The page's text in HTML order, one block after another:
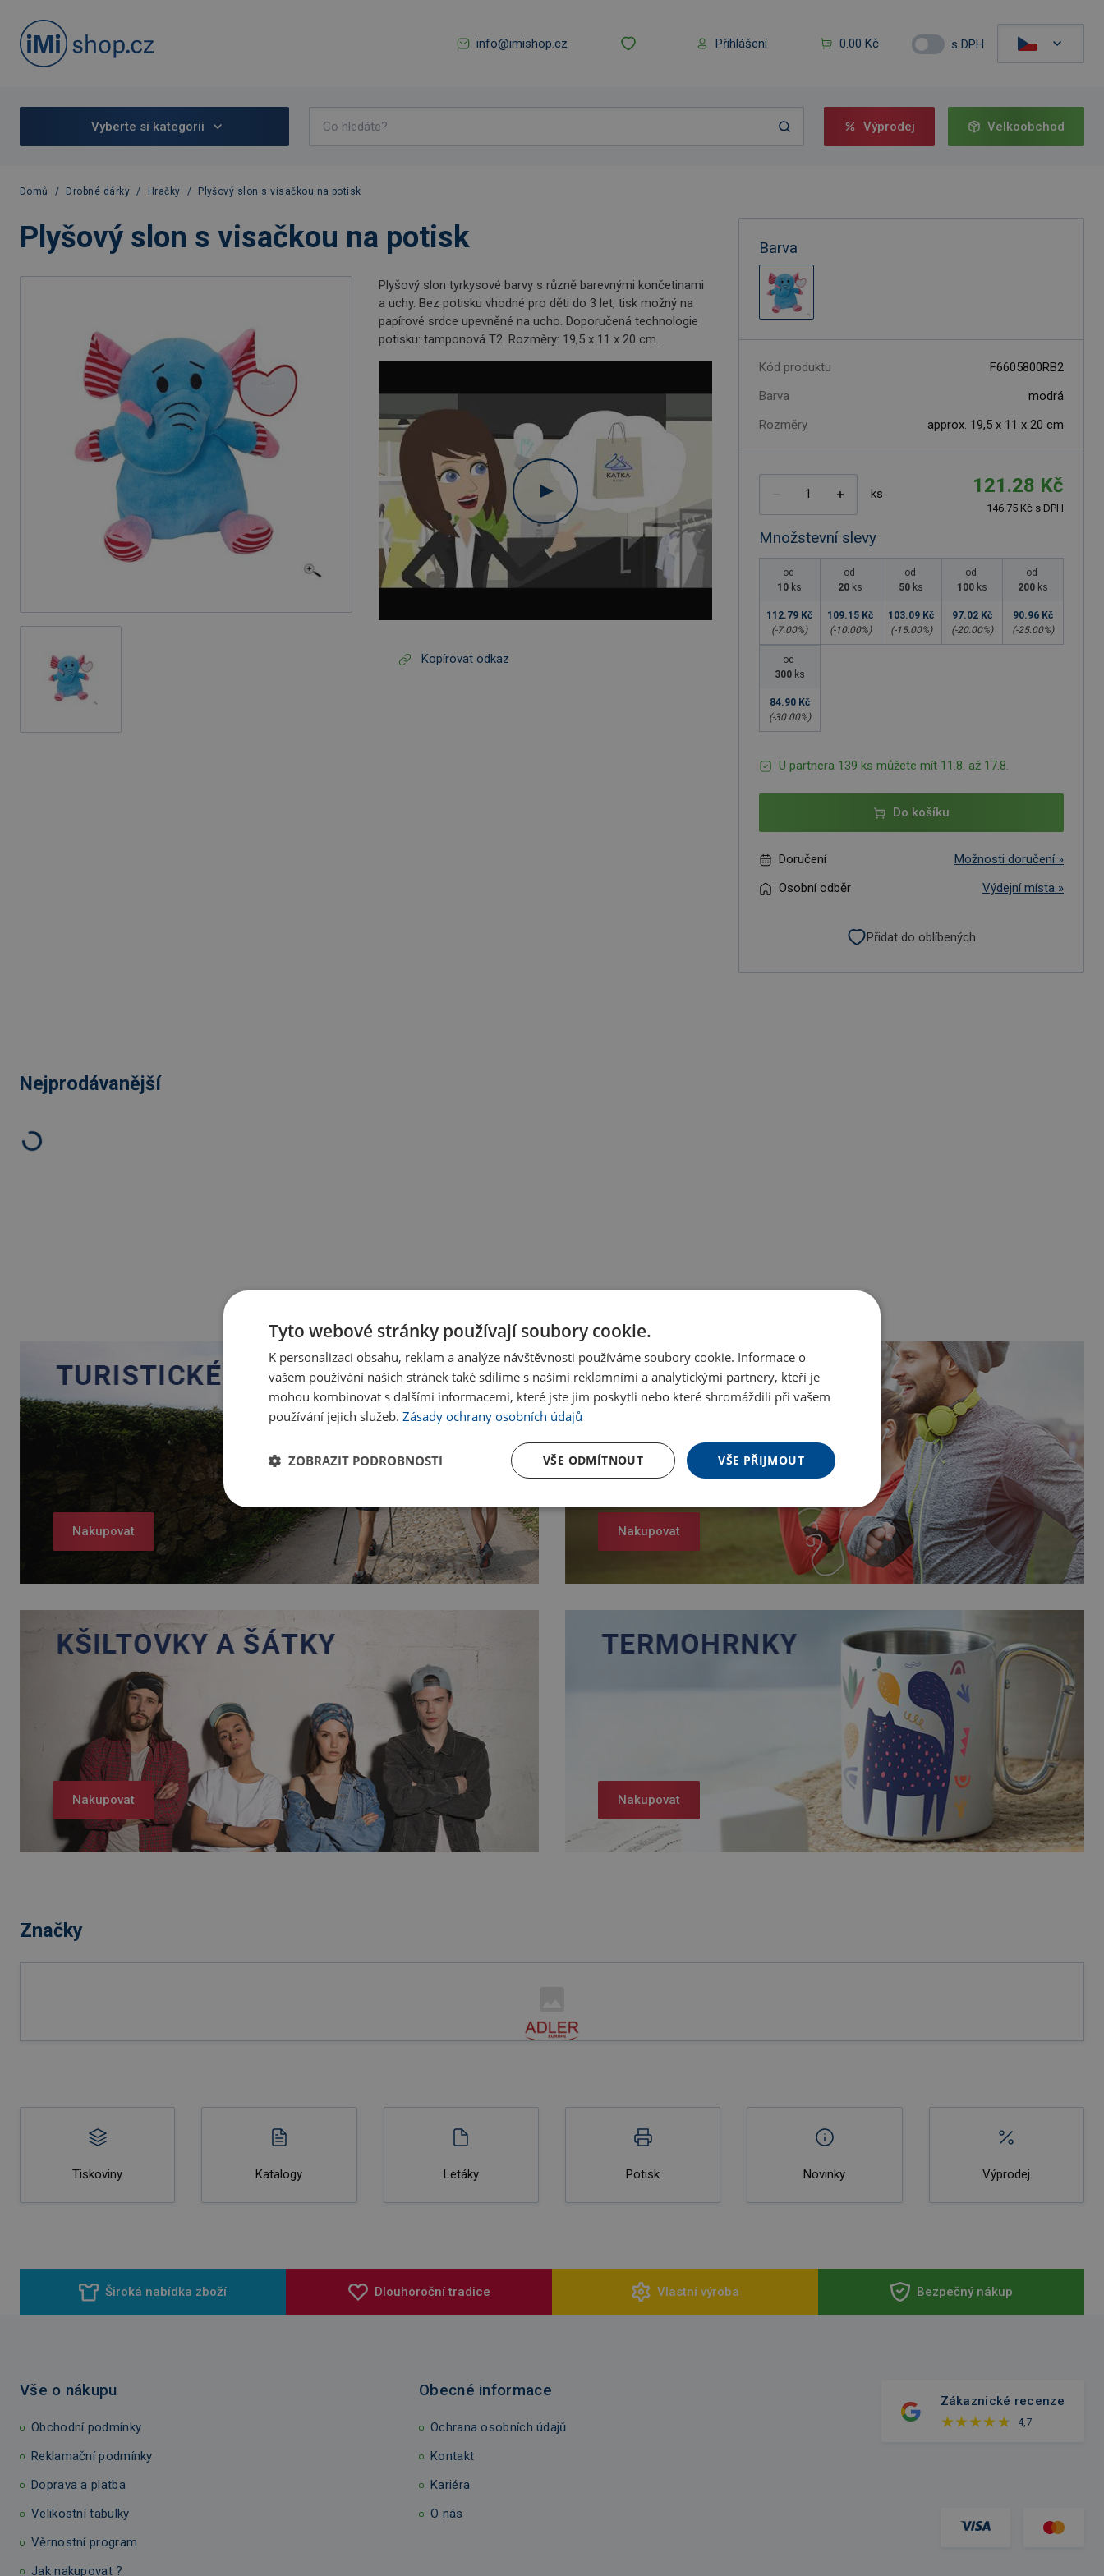
info@imishop.cz Přihlášení 0.00 Kč s DPH
Vyberte si kategorii Výprodej Velkoobchod
Domů / Drobné dárky / Hračky / Plyšový slon s visačkou na potisk
Plyšový slon s visačkou na potisk
Plyšový slon tyrkysové barvy s různě barevnými končetinami
a uchy. Bez potisku vhodné pro děti do 3 let, tisk možný na
papírové srdce upevněné na ucho. Doporučená technologie
potisku: tamponová T2. Rozměry: 19,5 x 11 x 20 cm.
Kopírovat odkaz
Barva
Kód produktu
F6605800RB2
Barva
modrá
Rozměry
approx. 19,5 x 11 x 20 cm
ks 121.28 Kč
146.75 Kč s DPH
Množstevní slevy
od
10 ks
112.79 Kč
(-7.00%)
od
20 ks
109.15 Kč
(-10.00%)
od
50 ks
103.09 Kč
(-15.00%)
od
100 ks
97.02 Kč
(-20.00%)
od
200 ks
90.96 Kč
(-25.00%)
od
300 ks
84.90 Kč
(-30.00%)
U partnera 139 ks můžete mít 11.8. až 17.8.
Do košíku
Doručení
Možnosti doručení »
Osobní odběr
Výdejní místa »
Přidat do oblíbených
Nejprodávanější
Nakupovat Nakupovat
Nakupovat Nakupovat
Značky
Tiskoviny Katalogy Letáky Potisk Novinky Výprodej
Široká nabídka zboží Dlouhoroční tradice Vlastní výroba Bezpečný nákup
Vše o nákupu
Obchodní podmínky
Reklamační podmínky
Doprava a platba
Velikostní tabulky
Věrnostní program
Jak nakupovat ?
Obecné informace
Ochrana osobních údajů
Kontakt
Kariéra
O nás
Zákaznické recenze
4,7
Tyto webové stránky používají soubory cookie.
K personalizaci obsahu, reklam a analýze návštěvnosti používáme soubory cookie. Informace o
vašem používání našich stránek také sdílíme s našimi reklamními a analytickými partnery, kteří je
mohou kombinovat s dalšími informacemi, které jste jim poskytli nebo které shromáždili při vašem
používání jejich služeb. Zásady ochrany osobních údajů
VŠE PŘIJMOUT
VŠE ODMÍTNOUT
ZOBRAZIT PODROBNOSTI